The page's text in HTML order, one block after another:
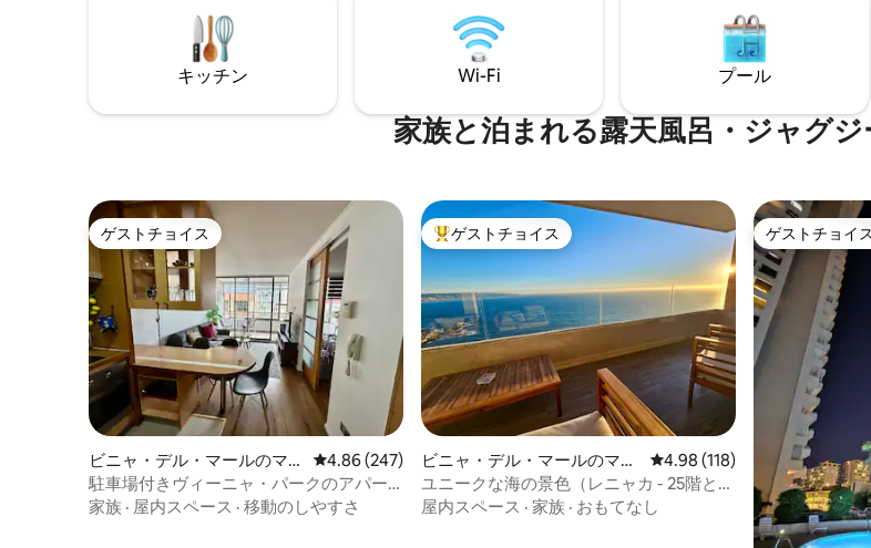
- Fi、スマートテレビ。 -専用駐車場が含ま
な体験をお楽しみください。
イソから20分、マイテンシージョから1時
間、カサブランカ（ブドウ園の中心地）
から1時間、サンティアゴから2時間です。
徒歩数分。 本物の歴史的な家を体験して
ください。
キッチン Wi-Fi プール
家族と泊まれる露天風呂・ジャグ
ゲストチョイス
ゲストチョイス
ビニャ・デル・マールのマン
ション・アパート
レビュー247件、5つ星中4.86つ星の平均評価
4.86 (247)
駐車場付きヴィーニャ・パークのアパー
ト
家族 · 屋内スペース · 移動のしやすさ
大好評のゲストチョイスです。
ゲストチョイス
ビニャ・デル・マールのマン
ション・アパート
レビュー118件、5つ星中
4.98 (118)
ユニークな海の景色（レニャカ - 25階と2
つのプール）
屋内スペース · 家族 · おもてなし
ゲストチョイス
ゲストチョイス